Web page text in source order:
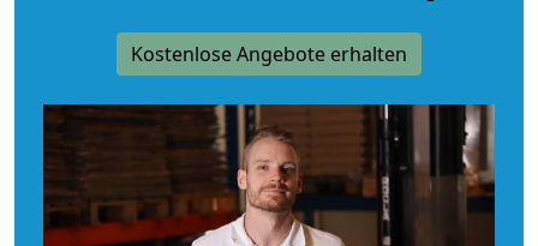
Kostenlose Angebote erhalten